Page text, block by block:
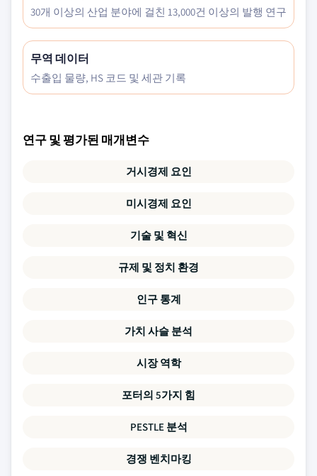
30개 이상의 산업 분야에 걸친 13,000건 이상의 발행 연구
무역 데이터
수출입 물량, HS 코드 및 세관 기록
연구 및 평가된 매개변수
거시경제 요인
미시경제 요인
기술 및 혁신
규제 및 정치 환경
인구 통계
가치 사슬 분석
시장 역학
포터의 5가지 힘
PESTLE 분석
경쟁 벤치마킹